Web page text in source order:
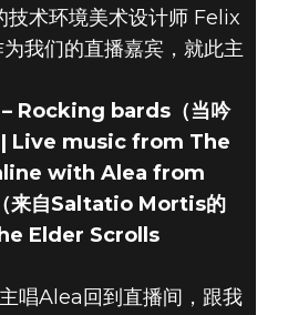
术环境美术设计师 Felix
我们的直播嘉宾，就此主
– Rocking bards（当吟
| Live music from The
with Alea from
自Saltatio Mortis的
Elder Scrolls
唱Alea回到直播间，跟我